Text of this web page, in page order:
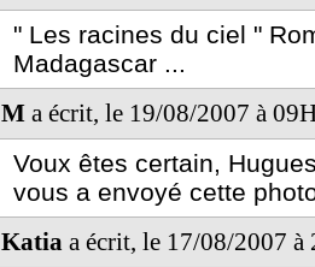
" Les racines du ciel "
Madagascar ...
M a écrit, le 19/08/2007 à
Voux êtes certain,
vous a envoyé cette
Katia a écrit, le 17/08/2007 à